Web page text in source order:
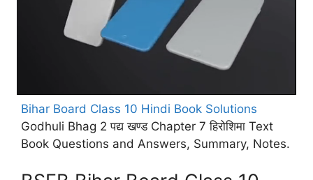
Bihar Board Class 10 Hindi Book Solutions
Godhuli Bhag 2 पद्य खण्ड Chapter 7 हिरोशिमा Text
Book Questions and Answers, Summary, Notes.